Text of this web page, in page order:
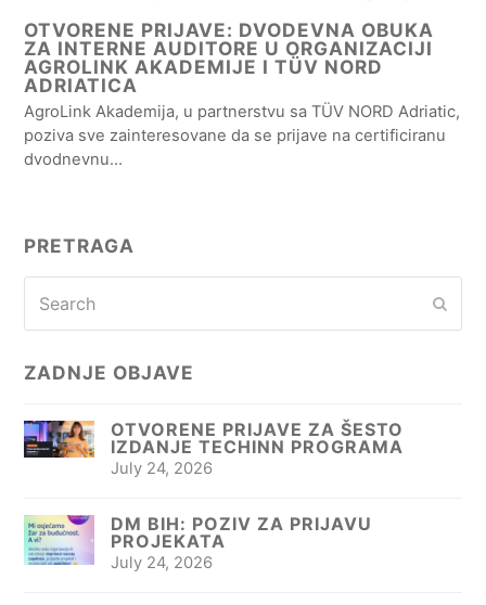
OTVORENE PRIJAVE: DVODEVNA OBUKA
ZA INTERNE AUDITORE U ORGANIZACIJI
AGROLINK AKADEMIJE I TÜV NORD
ADRIATICA
AgroLink Akademija, u partnerstvu sa TÜV NORD Adriatic,
poziva sve zainteresovane da se prijave na certificiranu
dvodnevnu…
PRETRAGA
ZADNJE OBJAVE
OTVORENE PRIJAVE ZA ŠESTO
IZDANJE TECHINN PROGRAMA
July 24, 2026
DM BIH: POZIV ZA PRIJAVU
PROJEKATA
July 24, 2026